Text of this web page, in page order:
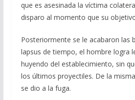
que es asesinada la víctima
disparo al momento que su
Posteriormente se le acabaron las
lapsus de tiempo, el hombre logra
huyendo del establecimiento, sin
los últimos proyectiles. De la
se dio a la fuga.